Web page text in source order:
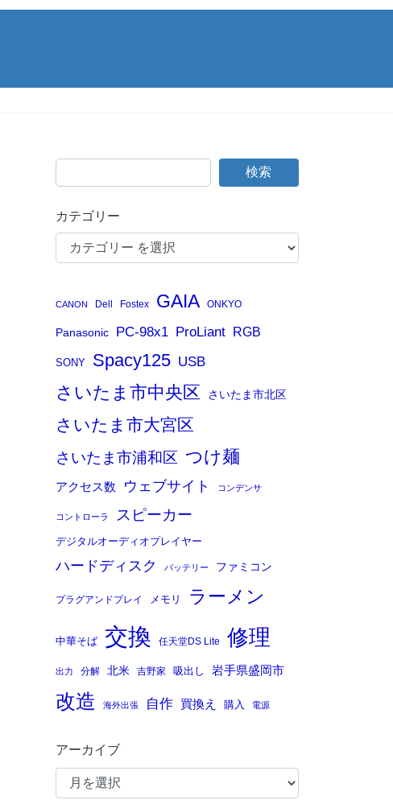
検索
カテゴリー
CANON Dell Fostex GAIA ONKYO
Panasonic PC-98x1 ProLiant RGB
SONY Spacy125 USB
さいたま市中央区 さいたま市北区
さいたま市大宮区
さいたま市浦和区 つけ麺
アクセス数 ウェブサイト コンデンサ
コントローラ スピーカー
デジタルオーディオプレイヤー
ハードディスク バッテリー ファミコン
プラグアンドプレイ メモリ ラーメン
中華そば 交換 任天堂DS Lite 修理
出力 分解 北米 吉野家 吸出し 岩手県盛岡市
改造 海外出張 自作 買換え 購入 電源
アーカイブ